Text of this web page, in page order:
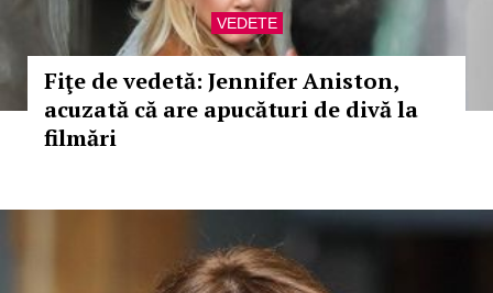
VEDETE
Fiţe de vedetă: Jennifer Aniston,
acuzată că are apucături de divă la
filmări